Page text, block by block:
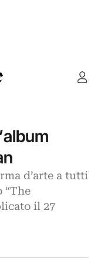
d’arte a tutti
“The
il 27